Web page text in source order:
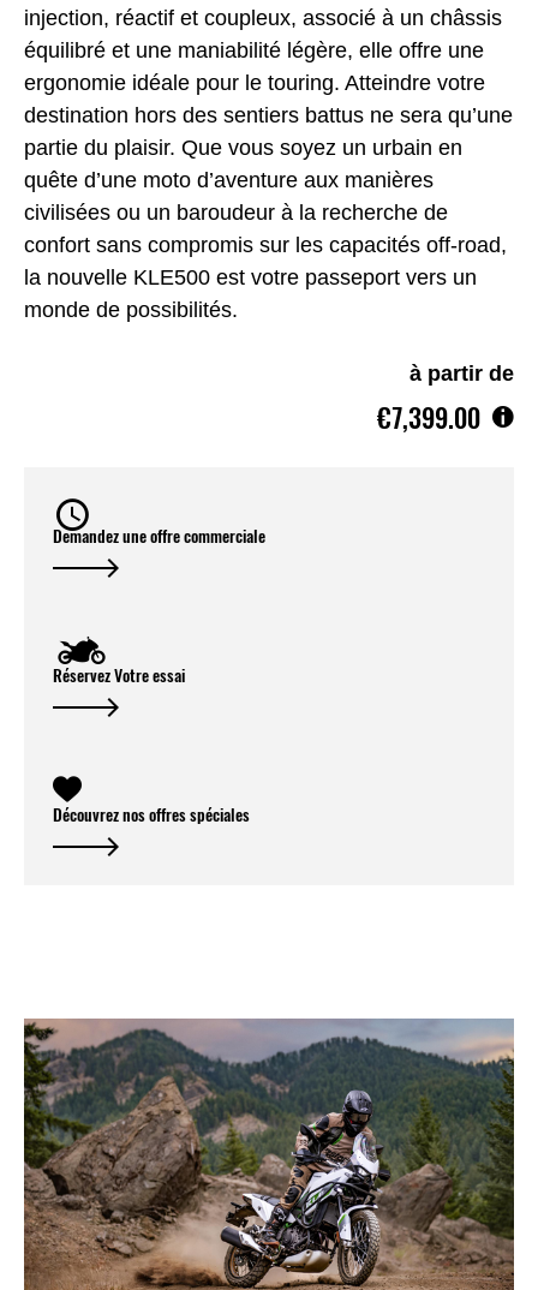
injection, réactif et coupleux, associé à un châssis
équilibré et une maniabilité légère, elle offre une
ergonomie idéale pour le touring. Atteindre votre
destination hors des sentiers battus ne sera qu’une
partie du plaisir. Que vous soyez un urbain en
quête d’une moto d’aventure aux manières
civilisées ou un baroudeur à la recherche de
confort sans compromis sur les capacités off-road,
la nouvelle KLE500 est votre passeport vers un
monde de possibilités.
à partir de
€7,399.00
Demandez une offre commerciale
Réservez Votre essai
Découvrez nos offres spéciales